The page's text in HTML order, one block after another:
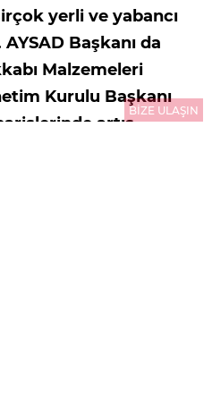
yerli ve yabancı
Başkanı da
Malzemeleri
Kurulu Başkanı
artış
BİZE ULAŞIN